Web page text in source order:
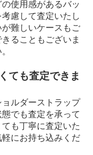
使用感があるバッ
慮して査定いたし
難しいケースもご
ることもございま
ても査定できま
ルダーストラップ
でも査定を承って
も丁寧に査定いた
にお持ち込みくだ